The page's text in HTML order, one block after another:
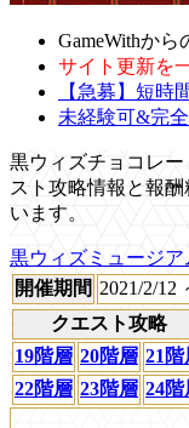
GameWithから
サイト更新を
【急募】短時
未経験可&完
黒ウィズチョコレ
スト攻略情報と報
います。
黒ウィズミュージ
開催期間 2021/2/12
クエスト攻略
19階層 20階層 21階
22階層 23階層 24階